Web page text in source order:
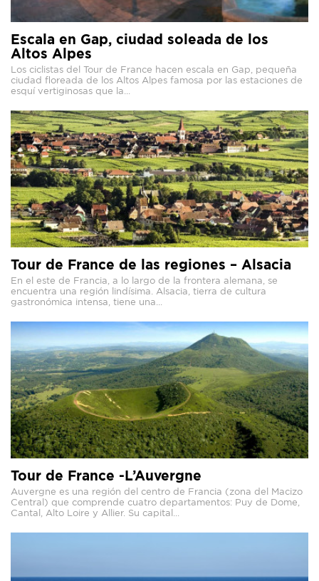
Escala en Gap, ciudad soleada de los
Altos Alpes
Los ciclistas del Tour de France hacen escala en Gap, pequeña
ciudad floreada de los Altos Alpes famosa por las estaciones de
esquí vertiginosas que la...
Tour de France de las regiones – Alsacia
En el este de Francia, a lo largo de la frontera alemana, se
encuentra una región lindísima. Alsacia, tierra de cultura
gastronómica intensa, tiene una...
Tour de France -L’Auvergne
Auvergne es una región del centro de Francia (zona del Macizo
Central) que comprende cuatro departamentos: Puy de Dome,
Cantal, Alto Loire y Allier. Su capital...